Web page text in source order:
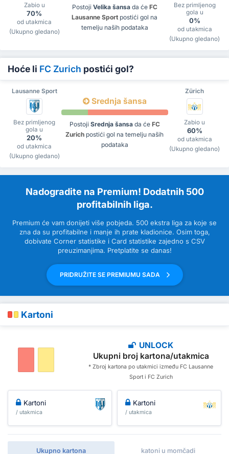
Zabio u
70%
od utakmica
(Ukupno gledano)
Postoji Velika šansada će FC
Lausanne Sport postići gol na
temelju naših podataka
Bez primljenog
gola u
0%
od utakmica
(Ukupno gledano)
Hoće li FC Zurich postići gol?
Lausanne Sport Zürich
Bez primljenog
gola u
20%
od utakmica
(Ukupno gledano)
Srednja šansa
Postoji Srednja šansada će FC
Zurich postići gol na temelju naših
podataka
Zabio u
60%
od utakmica
(Ukupno gledano)
Nadogradite na Premium! Dodatnih 500
profitabilnih liga.
Premium će vam donijeti više pobjeda. 500 ekstra liga za koje se
zna da su profitabilne i manje ih prate kladionice. Osim toga,
dobivate Corner statistike i Card statistike zajedno s CSV
preuzimanjima. Pretplatite se danas!
PRIDRUŽITE SE PREMIUMU SADA
Kartoni
UNLOCK
Ukupni broj kartona/utakmica
* Zbroj kartona po utakmici između FC Lausanne
Sport i FC Zurich
Kartoni
/ utakmica
Kartoni
/ utakmica
Ukupno kartona katoni u momčadi